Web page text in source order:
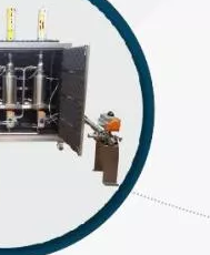
de antioxidantes y